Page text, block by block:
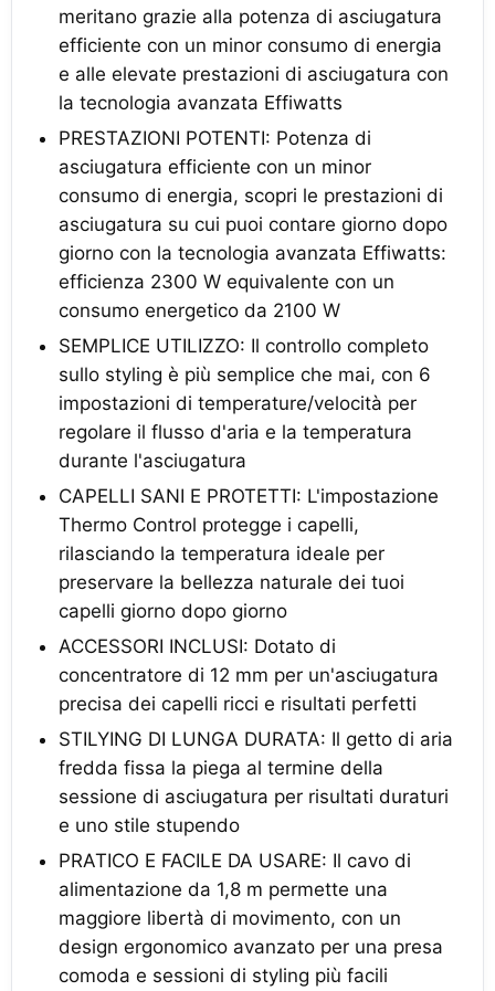
meritano grazie alla potenza di asciugatura
efficiente con un minor consumo di energia
e alle elevate prestazioni di asciugatura con
la tecnologia avanzata Effiwatts
PRESTAZIONI POTENTI: Potenza di
asciugatura efficiente con un minor
consumo di energia, scopri le prestazioni di
asciugatura su cui puoi contare giorno dopo
giorno con la tecnologia avanzata Effiwatts:
efficienza 2300 W equivalente con un
consumo energetico da 2100 W
SEMPLICE UTILIZZO: Il controllo completo
sullo styling è più semplice che mai, con 6
impostazioni di temperature/velocità per
regolare il flusso d'aria e la temperatura
durante l'asciugatura
CAPELLI SANI E PROTETTI: L'impostazione
Thermo Control protegge i capelli,
rilasciando la temperatura ideale per
preservare la bellezza naturale dei tuoi
capelli giorno dopo giorno
ACCESSORI INCLUSI: Dotato di
concentratore di 12 mm per un'asciugatura
precisa dei capelli ricci e risultati perfetti
STILYING DI LUNGA DURATA: Il getto di aria
fredda fissa la piega al termine della
sessione di asciugatura per risultati duraturi
e uno stile stupendo
PRATICO E FACILE DA USARE: Il cavo di
alimentazione da 1,8 m permette una
maggiore libertà di movimento, con un
design ergonomico avanzato per una presa
comoda e sessioni di styling più facili